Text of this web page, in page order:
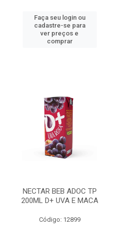
Faça seu login ou
cadastre-se para
ver preços e
comprar
NECTAR BEB ADOC TP
200ML D+ UVA E MACA
Código: 12899